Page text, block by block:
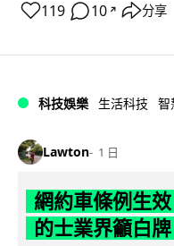
119 10 ↗ 分享
科技娛樂 生活科技 智
Lawton 1 日
網約車條例生
的士業界籲白